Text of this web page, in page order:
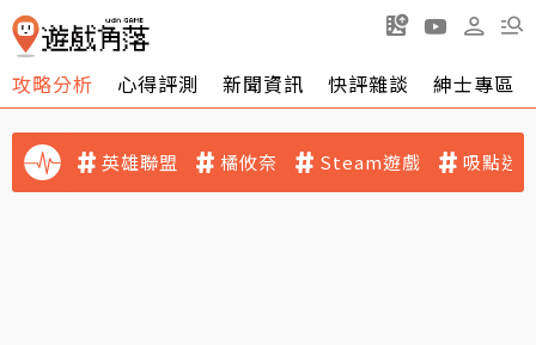
攻略分析 心得評測 新聞資訊 快評雜談 紳士專區
英雄聯盟 橘攸奈 Steam遊戲 吸點迷